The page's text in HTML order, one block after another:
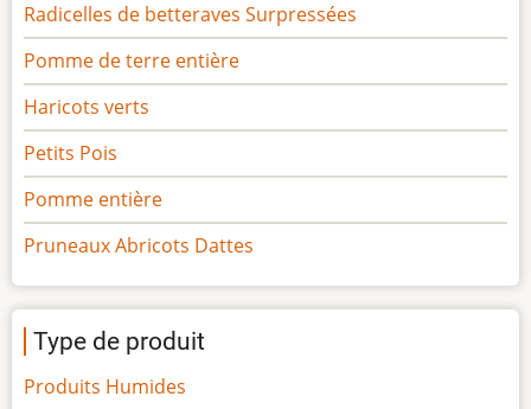
Radicelles de betteraves Surpressées
Pomme de terre entière
Haricots verts
Petits Pois
Pomme entière
Pruneaux Abricots Dattes
Type de produit
Produits Humides